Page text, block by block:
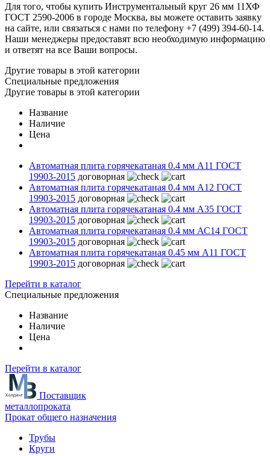
Для того, чтобы купить Инструментальный круг 26 мм 11ХФ
ГОСТ 2590-2006 в городе Москва, вы можете оставить заявку
на сайте, или связаться с нами по телефону +7 (499) 394-60-14.
Наши менеджеры предоставят всю необходимую информацию
и ответят на все Ваши вопросы.
Другие товары в этой категории
Специальные предложения
Другие товары в этой категории
Название
Наличие
Цена
Автоматная плита горячекатаная 0.4 мм А11 ГОСТ
19903-2015 договорная
Автоматная плита горячекатаная 0.4 мм А12 ГОСТ
19903-2015 договорная
Автоматная плита горячекатаная 0.4 мм А35 ГОСТ
19903-2015 договорная
Автоматная плита горячекатаная 0.4 мм АС14 ГОСТ
19903-2015 договорная
Автоматная плита горячекатаная 0.45 мм А11 ГОСТ
19903-2015 договорная
Перейти в каталог
Специальные предложения
Название
Наличие
Цена
Перейти в каталог
Поставщик
металлопроката
Прокат общего назначения
Трубы
Круги